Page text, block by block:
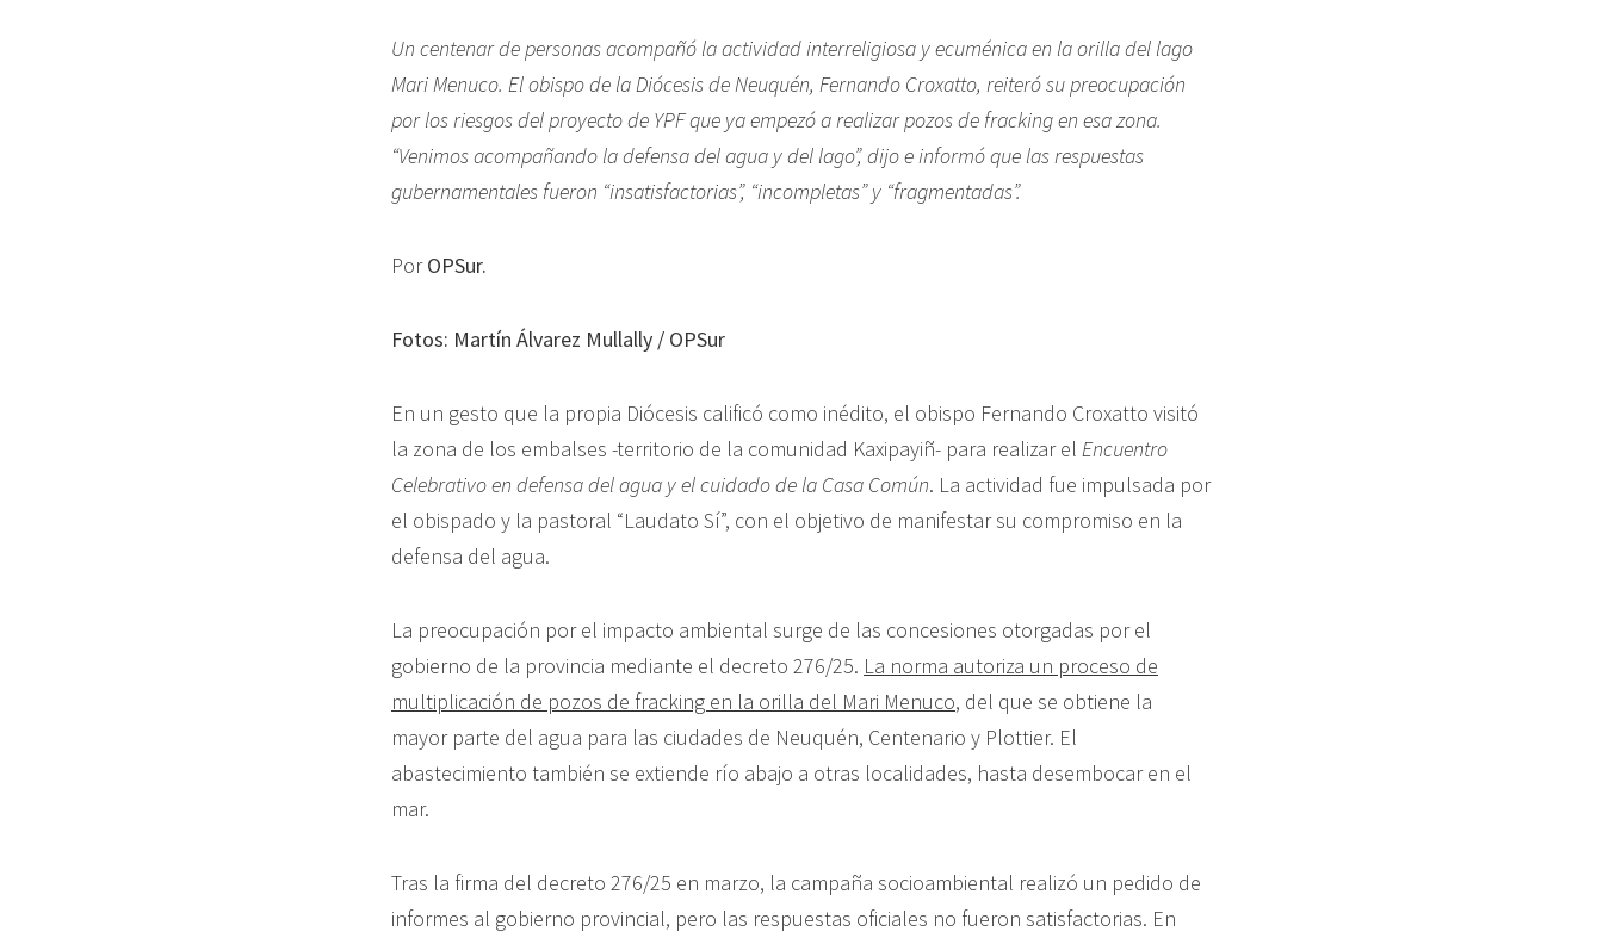
Un centenar de personas acompañó la actividad interreligiosa y ecuménica en la orilla del lago
Mari Menuco. El obispo de la Diócesis de Neuquén, Fernando Croxatto, reiteró su preocupación
por los riesgos del proyecto de YPF que ya empezó a realizar pozos de fracking en esa zona.
“Venimos acompañando la defensa del agua y del lago”, dijo e informó que las respuestas
gubernamentales fueron “insatisfactorias”, “incompletas” y “fragmentadas”.
PorOPSur.
Fotos: Martín Álvarez Mullally / OPSur
En un gesto que la propia Diócesis calificó como inédito, el obispo Fernando Croxatto visitó
la zona de los embalses -territorio de la comunidad Kaxipayiñ- para realizar el Encuentro
Celebrativo en defensa del agua y el cuidado de la Casa Común. La actividad fue impulsada por
el obispado y la pastoral “Laudato Sí”, con el objetivo de manifestar su compromiso en la
defensa del agua.
La preocupación por el impacto ambiental surge de las concesiones otorgadas por el
gobierno de la provincia mediante el decreto 276/25. La norma autoriza un proceso de
multiplicación de pozos de fracking en la orilla del Mari Menuco, del que se obtiene la
mayor parte del agua para las ciudades de Neuquén, Centenario y Plottier. El
abastecimiento también se extiende río abajo a otras localidades, hasta desembocar en el
mar.
Tras la firma del decreto 276/25 en marzo, la campaña socioambiental realizó un pedido de
informes al gobierno provincial, pero las respuestas oficiales no fueron satisfactorias. En